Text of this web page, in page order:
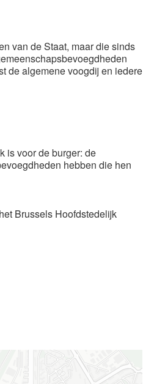
van de Staat, maar die sinds
de algemene voogdij en iedere
is voor de burger: de
hebben die hen
Brussels Hoofdstedelijk